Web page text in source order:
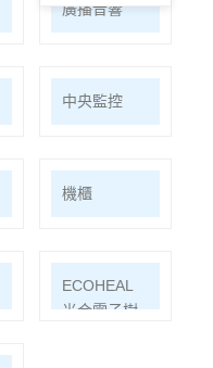
分離器
廣播音響
中央監控
機櫃
ECOHEAL
光合電子樹